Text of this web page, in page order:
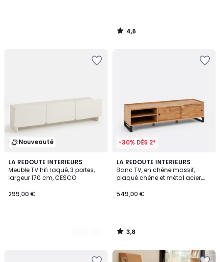
4,6
/
Nouveauté
LA REDOUTE INTERIEURS
Meuble TV hifi laqué, 3 portes,
largeur 170 cm, CESCO
299,00 €
2
Couleurs
-30% DÈS 2*
LA REDOUTE INTERIEURS
Banc TV, en chêne massif,
plaqué chêne et métal acier,
549,00 €
3,8
/ 5
3,8
/